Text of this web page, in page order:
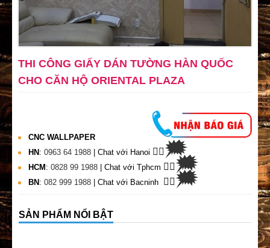
THI CÔNG GIẤY DÁN TƯỜNG HÀN QUỐC
CHO CĂN HỘ ORIENTAL PLAZA
CNC WALLPAPER
HN : 0963 64 1988 | Chat với Hanoi 👉🏽🗯
HCM : 0828 99 1988 | Chat với Tphcm 👉🏽🗯
BN : 082 999 1988 | Chat với Bacninh 👉🏽🗯
SẢN PHẨM NỔI BẬT